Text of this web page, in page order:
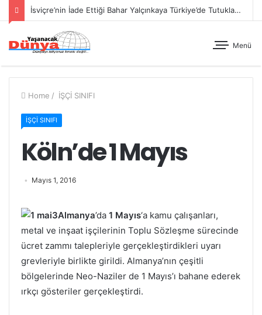
İsviçre’nin İade Ettiği Bahar Yalçınkaya Türkiye’de Tutuklandı
Menü
Home / İŞÇİ SINIFI
İŞÇİ SINIFI
Köln’de 1 Mayıs
Mayıs 1, 2016
Almanya’da 1 Mayıs‘a kamu çalışanları,
metal ve inşaat işçilerinin Toplu Sözleşme sürecinde
ücret zammı talepleriyle gerçekleştirdikleri uyarı
grevleriyle birlikte girildi. Almanya’nın çeşitli
bölgelerinde Neo-Naziler de 1 Mayıs’ı bahane ederek
ırkçı gösteriler gerçekleştirdi.